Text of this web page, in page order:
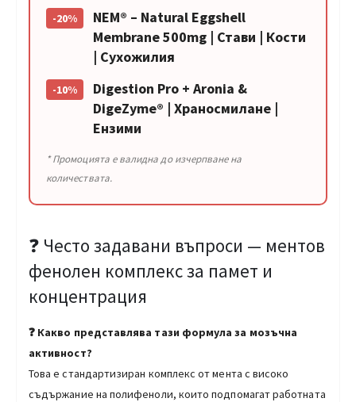
-20%
NEM® – Natural Eggshell
Membrane 500mg | Стави | Кости
| Сухожилия
-10%
Digestion Pro + Aronia &
DigeZyme® | Храносмилане |
Ензими
* Промоцията е валидна до изчерпване на
количествата.
❓ Често задавани въпроси — ментов
фенолен комплекс за памет и
концентрация
❓ Какво представлява тази формула за мозъчна
активност?
Това е стандартизиран комплекс от мента с високо
съдържание на полифеноли, които подпомагат работната